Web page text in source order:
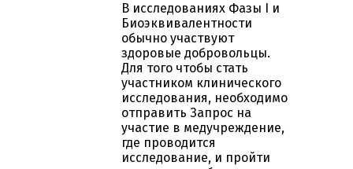
В исследованиях Фазы I и
Биоэквивалентности
обычно участвуют
здоровые добровольцы.
Для того чтобы стать
участником клинического
исследования, необходимо
отправить Запрос на
участие в медучреждение,
где проводится
исследование, и пройти